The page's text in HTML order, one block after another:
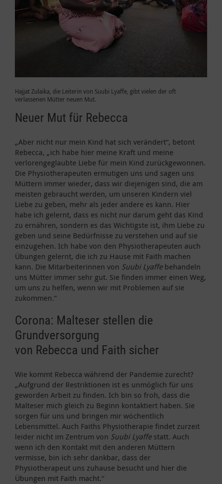
Hajjat Zulaika, die Leiterin von Suubi Lyaffe, gibt vielen der oft
verlassenen Mütter neuen Mut.
Neuer Mut für Rebecca
„Aber nicht nur mein Kind hat sich verändert“, betont
Rebecca, „ich habe hier meine Kraft und meine
verlorengeglaubte Liebe für mein Kind zurückgewonnen.
Die Physiotherapeuten ermutigen uns und sagen uns
Müttern immer wieder, dass wir diejenigen sind, die am
meisten gebraucht werden, um unseren Kindern viel
Liebe zu geben, mehr als jeder andere es kann. Hier
habe ich gelernt, dass es nicht nur darum geht das Kind
zu ernähren, sondern es das Wichtigste ist, ihm Liebe zu
geben und seine Bedürfnisse zu verstehen und auf sie
einzugehen. Ich habe von den Physiotherapeuten auch
Übungen gelernt, die ich zu Hause mit Faith machen
kann. Die Mitarbeiterinnen von Suubi Lyaffebehandeln
uns Mütter immer sehr gut. Sie finden immer einen Weg,
um uns zu helfen, wenn wir mit Problemen auf sie
zukommen.“
Corona: Malteser stellen die
Grundversorgung
von Rebecca und Faith sicher
Wie kommt Rebecca während der Pandemie zurecht?
„Aufgrund der Restriktionen ist es unmöglich für uns
geworden Arbeit zu finden. Ich bin so froh, dass die
Malteser mich gleich zu Beginn kontaktiert haben. Sie
sorgen für uns und bringen mir wöchentlich
Lebensmittel. Auch Faiths Physiotherapie findet zurzeit
leider nicht im Zentrum von Suubi Lyaffestatt. Auch
wenn ich den Kontakt mit den anderen Müttern
vermisse, bin ich sehr dankbar, dass der
Physiotherapeut uns zuhause besucht und hier die
Übungen mit Faith macht.“